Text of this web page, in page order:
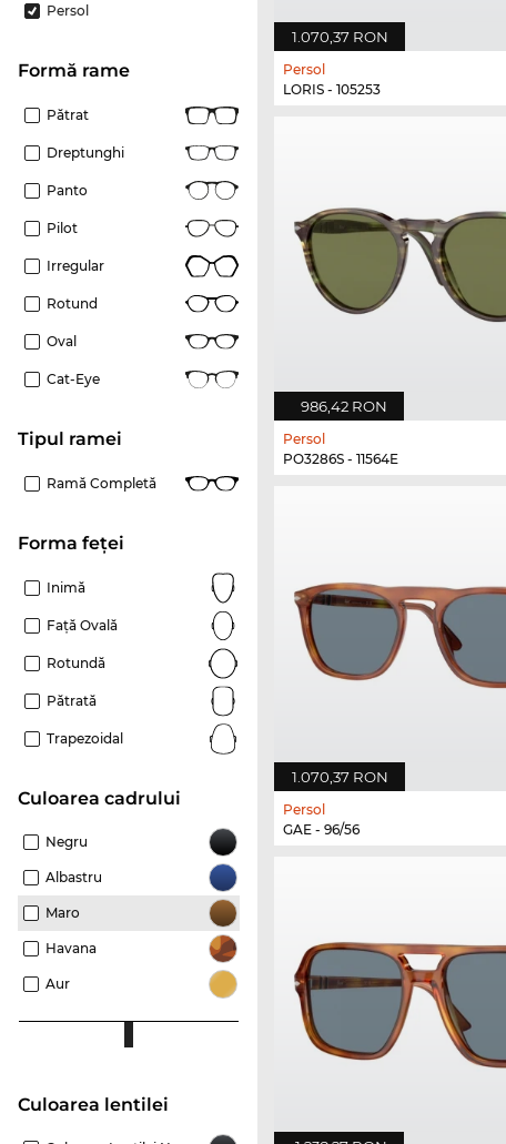
Persol
Formă rame
Pătrat
Dreptunghi
Panto
Pilot
Irregular
Rotund
Oval
Cat-Eye
Tipul ramei
Ramă Completă
Forma feței
Inimă
Față Ovală
Rotundă
Pătrată
Trapezoidal
Culoarea cadrului
Negru
Albastru
Maro
Havana
Aur
Culoarea lentilei
1.070,37 RON
Persol
LORIS - 105253
986,42 RON
Persol
PO3286S - 11564E
1.070,37 RON
Persol
GAE - 96/56